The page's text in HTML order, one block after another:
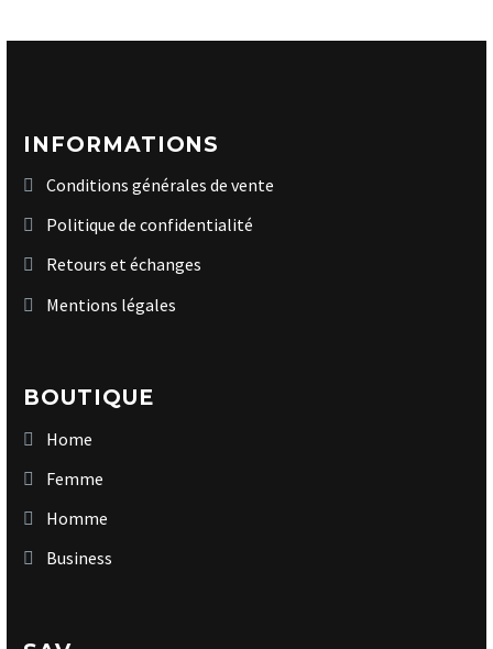
INFORMATIONS
Conditions générales de vente
Politique de confidentialité
Retours et échanges
Mentions légales
BOUTIQUE
Home
Femme
Homme
Business